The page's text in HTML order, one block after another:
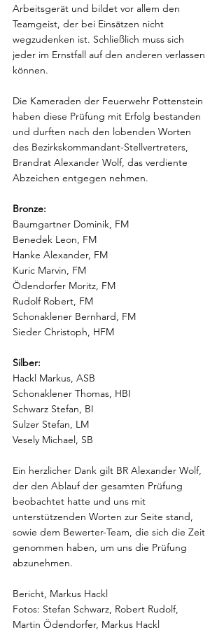
Arbeitsgerät und bildet vor allem den
Teamgeist, der bei Einsätzen nicht
wegzudenken ist. Schließlich muss sich
jeder im Ernstfall auf den anderen verlassen
können.
Die Kameraden der Feuerwehr Pottenstein
haben diese Prüfung mit Erfolg bestanden
und durften nach den lobenden Worten
des Bezirkskommandant-Stellvertreters,
Brandrat Alexander Wolf, das verdiente
Abzeichen entgegen nehmen.
Bronze:
Baumgartner Dominik, FM
Benedek Leon, FM
Hanke Alexander, FM
Kuric Marvin, FM
Ödendorfer Moritz, FM
Rudolf Robert, FM
Schonaklener Bernhard, FM
Sieder Christoph, HFM
Silber:
Hackl Markus, ASB
Schonaklener Thomas, HBI
Schwarz Stefan, BI
Sulzer Stefan, LM
Vesely Michael, SB
Ein herzlicher Dank gilt BR Alexander Wolf,
der den Ablauf der gesamten Prüfung
beobachtet hatte und uns mit
unterstützenden Worten zur Seite stand,
sowie dem Bewerter-Team, die sich die Zeit
genommen haben, um uns die Prüfung
abzunehmen.
Bericht, Markus Hackl
Fotos: Stefan Schwarz, Robert Rudolf,
Martin Ödendorfer, Markus Hackl